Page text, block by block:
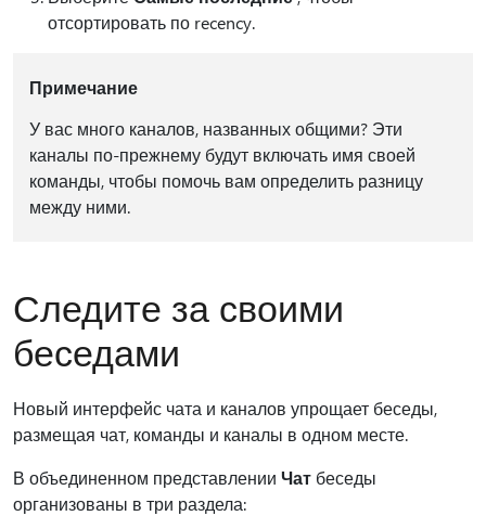
отсортировать по recency.
Примечание
У вас много каналов, названных общими? Эти
каналы по-прежнему будут включать имя своей
команды, чтобы помочь вам определить разницу
между ними.
Следите за своими
беседами
Новый интерфейс чата и каналов упрощает беседы,
размещая чат, команды и каналы в одном месте.
В объединенном представлении Чат беседы
организованы в три раздела: